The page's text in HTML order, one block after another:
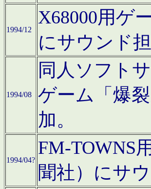
1994/12
X68000用ゲ
にサウンド
1994/08
同人ソフト
ゲーム「爆
加。
1994/04?
FM-TOWNS
聞社）にサ